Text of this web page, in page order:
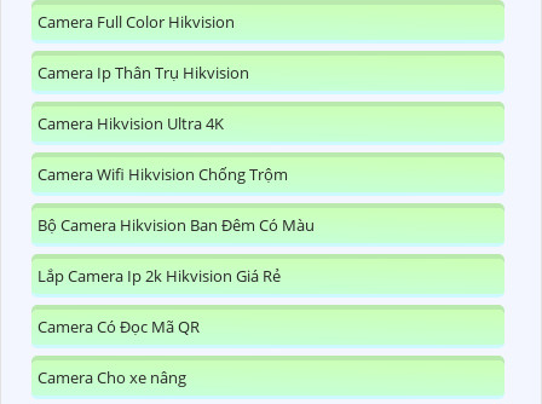
Camera Full Color Hikvision
Camera Ip Thân Trụ Hikvision
Camera Hikvision Ultra 4K
Camera Wifi Hikvision Chống Trộm
Bộ Camera Hikvision Ban Đêm Có Màu
Lắp Camera Ip 2k Hikvision Giá Rẻ
Camera Có Đọc Mã QR
Camera Cho xe nâng